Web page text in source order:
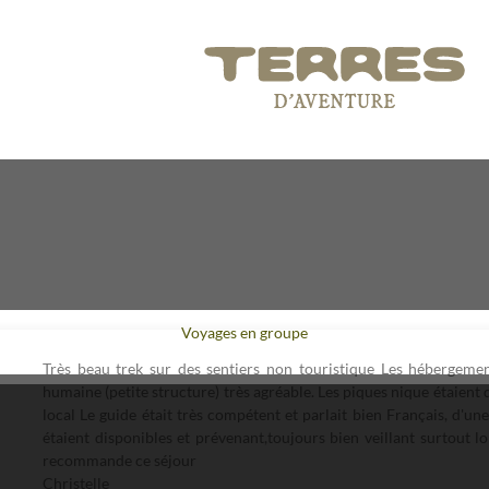
Voyages en groupe
Très beau trek sur des sentiers non touristique Les